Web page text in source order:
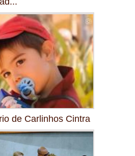
de Carlinhos Cintra